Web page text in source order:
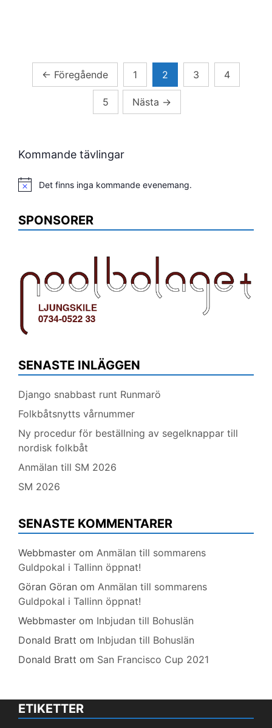
Sidnumrering
← Föregående 1 2 3 4
5 Nästa →
Kommande tävlingar
Notis Det finns inga kommande evenemang.
SPONSORER
SENASTE INLÄGGEN
Django snabbast runt Runmarö
Folkbåtsnytts vårnummer
Ny procedur för beställning av segelknappar till
nordisk folkbåt
Anmälan till SM 2026
SM 2026
SENASTE KOMMENTARER
Webbmaster om Anmälan till sommarens
Guldpokal i Tallinn öppnat!
Göran Göran om Anmälan till sommarens
Guldpokal i Tallinn öppnat!
Webbmaster om Inbjudan till Bohuslän
Donald Bratt om Inbjudan till Bohuslän
Donald Bratt om San Francisco Cup 2021
ETIKETTER